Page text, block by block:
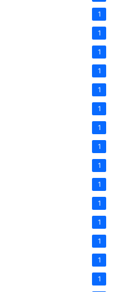
1
1
1
1
1
1
1
1
1
1
1
1
1
1
1